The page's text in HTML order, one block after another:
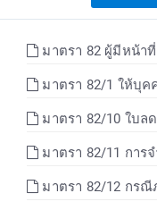
มาตรา 82 ผู้มีหน้า
มาตรา 82/1 ให้บุ
มาตรา 82/10 ใบล
มาตรา 82/11 การ
มาตรา 82/12 กร